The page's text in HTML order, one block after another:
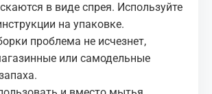
в виде спрея. Используйте
на упаковке.
проблема не исчезнет,
или самодельные